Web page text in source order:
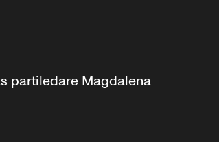
partiledare Magdalena